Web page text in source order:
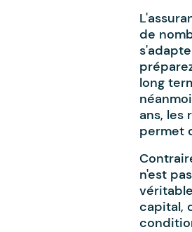
de
long
ans, les
permet
n'est
capital,